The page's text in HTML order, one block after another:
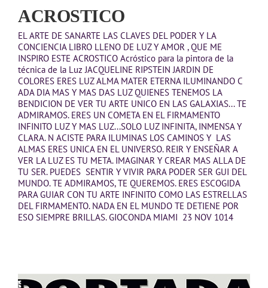
ACROSTICO
EL ARTE DE SANARTE LAS CLAVES DEL PODER Y LA
CONCIENCIA LIBRO LLENO DE LUZ Y AMOR , QUE ME
INSPIRO ESTE ACROSTICO Acróstico para la pintora de la
técnica de la Luz JACQUELINE RIPSTEIN JARDIN DE
COLORES ERES LUZ ALMA MATER ETERNA ILUMINANDO C
ADA DIA MAS Y MAS DAS LUZ QUIENES TENEMOS LA
BENDICION DE VER TU ARTE UNICO EN LAS GALAXIAS... TE
ADMIRAMOS. ERES UN COMETA EN EL FIRMAMENTO
INFINITO LUZ Y MAS LUZ...SOLO LUZ INFINITA, INMENSA Y
CLARA. N ACISTE PARA ILUMINAS LOS CAMINOS Y LAS
ALMAS ERES UNICA EN EL UNIVERSO. REIR Y ENSEÑAR A
VER LA LUZ ES TU META. IMAGINAR Y CREAR MAS ALLA DE
TU SER. PUEDES SENTIR Y VIVIR PARA PODER SER GUI DEL
MUNDO. TE ADMIRAMOS, TE QUEREMOS. ERES ESCOGIDA
PARA GUIAR CON TU ARTE INFINITO COMO LAS ESTRELLAS
DEL FIRMAMENTO. NADA EN EL MUNDO TE DETIENE POR
ESO SIEMPRE BRILLAS. GIOCONDA MIAMI 23 NOV 1014